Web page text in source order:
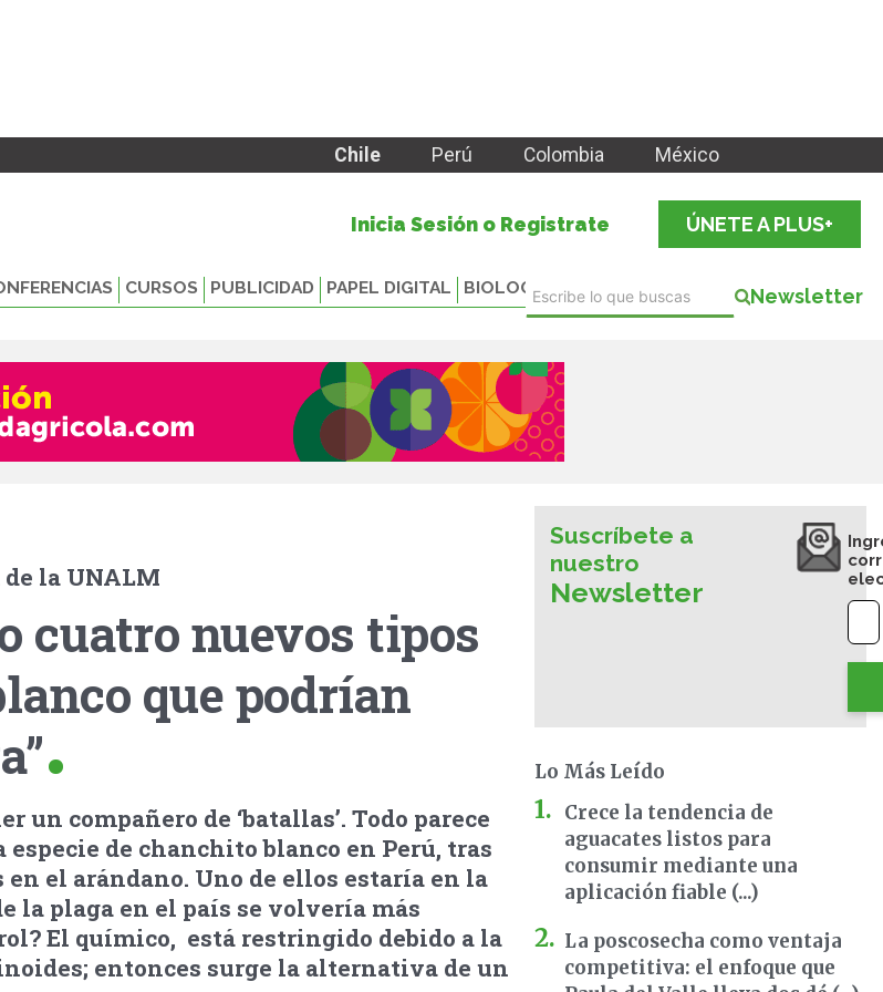
Chile Perú Colombia México
Inicia Sesión o Registrate ÚNETE A PLUS+
CURSOS PUBLICIDAD PAPEL DIGITAL BIOLOGICALS Newsletter
la UNALM
cuatro nuevos tipos
que podrían
un compañero de ‘batallas’. Todo parece
de chanchito blanco en Perú, tras
el arándano. Uno de ellos estaría en la
la plaga en el país se volvería más
El químico, está restringido debido a la
entonces surge la alternativa de un
Suscríbete a
nuestro
Newsletter
Lo Más Leído
Crece la tendencia de
aguacates listos para
consumir mediante una
aplicación fiable (...)
La poscosecha como ventaja
competitiva: el enfoque que